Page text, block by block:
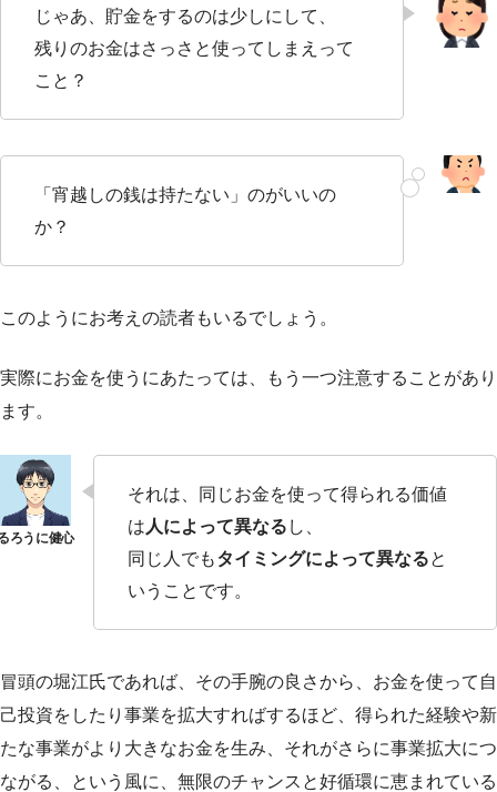
じゃあ、貯金をするのは少しにして、
残りのお金はさっさと使ってしまえって
こと？
「宵越しの銭は持たない」のがいいの
か？
このようにお考えの読者もいるでしょう。
実際にお金を使うにあたっては、もう一つ注意することがあり
ます。
それは、同じお金を使って得られる価値
は 人によって異なる し、
同じ人でもタイミングによって異なると
いうことです。
冒頭の堀江氏であれば、その手腕の良さから、お金を使って自
己投資をしたり事業を拡大すればするほど、得られた経験や新
たな事業がより大きなお金を生み、それがさらに事業拡大につ
ながる、という風に、無限のチャンスと好循環に恵まれている